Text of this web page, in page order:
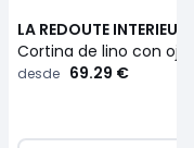
LA REDOUTE
Cortina de lino con
desde 69.29 €